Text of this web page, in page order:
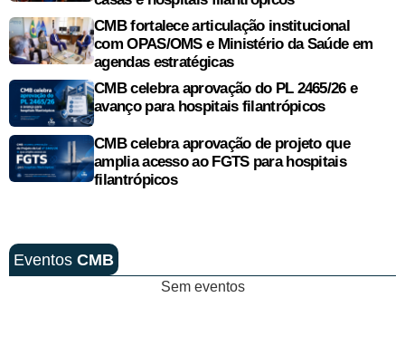
CMB fortalece articulação institucional
com OPAS/OMS e Ministério da Saúde em
agendas estratégicas
CMB celebra aprovação do PL 2465/26 e
avanço para hospitais filantrópicos
CMB celebra aprovação de projeto que
amplia acesso ao FGTS para hospitais
filantrópicos
Eventos CMB
Sem eventos